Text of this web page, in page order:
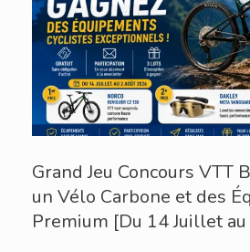
Grand Jeu Concours VTT
un Vélo Carbone et des
Premium [Du 14 Juillet